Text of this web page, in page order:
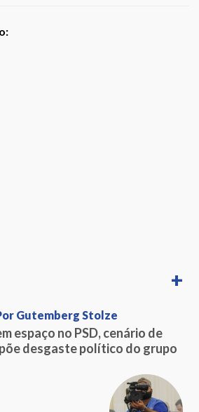
+
Gutemberg Stolze
espaço no PSD, cenário de
desgaste político do grupo